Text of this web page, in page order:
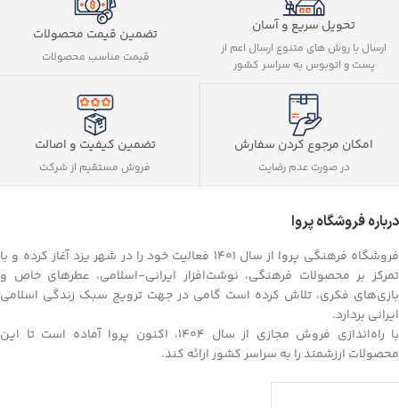
تحویل سریع و آسان
ارسال با روش های متنوع ارسال اعم از
پست و اتوبوس به سراسر کشور
تضمین قیمت محصولات
قیمت مناسب محصولات
امکان مرجوع کردن سفارش
در صورت عدم رضایت
تضمین کیفیت و اصالت
فروش مستقیم از شرکت
درباره فروشگاه پروا
فروشگاه فرهنگی پروا از سال ۱۴۰۱ فعالیت خود را در شهر یزد آغاز کرده و با
تمرکز بر محصولات فرهنگی، نوشت‌افزار ایرانی-اسلامی، عطرهای خاص و
بازی‌های فکری، تلاش کرده است گامی در جهت ترویج سبک زندگی اسلامی
ایرانی بردارد.
با راه‌اندازی فروش مجازی از سال ۱۴۰۴، اکنون پروا آماده است تا این
محصولات ارزشمند را به سراسر کشور ارائه کند.